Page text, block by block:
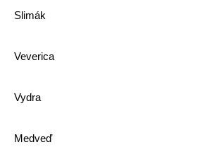
Slimák
Veverica
Vydra
Medveď